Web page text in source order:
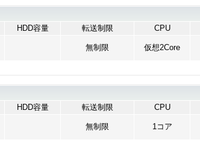
HDD容量 転送制限 CPU
無制限 仮想2Core
HDD容量 転送制限 CPU
無制限 1コア